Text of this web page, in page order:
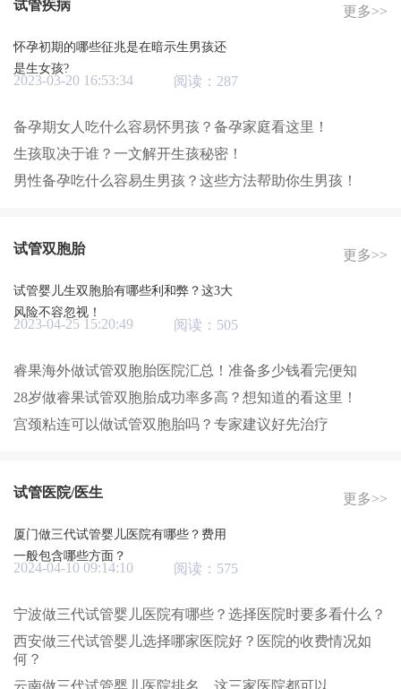
试管疾病 更多>>
怀孕初期的哪些征兆是在暗示生男孩还
是生女孩?
2023-03-20 16:53:34 阅读：287
备孕期女人吃什么容易怀男孩？备孕家庭看这里！
生孩取决于谁？一文解开生孩秘密！
男性备孕吃什么容易生男孩？这些方法帮助你生男孩！
试管双胞胎 更多>>
试管婴儿生双胞胎有哪些利和弊？这3大
风险不容忽视！
2023-04-25 15:20:49 阅读：505
睿果海外做试管双胞胎医院汇总！准备多少钱看完便知
28岁做睿果试管双胞胎成功率多高？想知道的看这里！
宫颈粘连可以做试管双胞胎吗？专家建议好先治疗
试管医院/医生 更多>>
厦门做三代试管婴儿医院有哪些？费用
一般包含哪些方面？
2024-04-10 09:14:10 阅读：575
宁波做三代试管婴儿医院有哪些？选择医院时要多看什么？
西安做三代试管婴儿选择哪家医院好？医院的收费情况如
何？
云南做三代试管婴儿医院排名，这三家医院都可以